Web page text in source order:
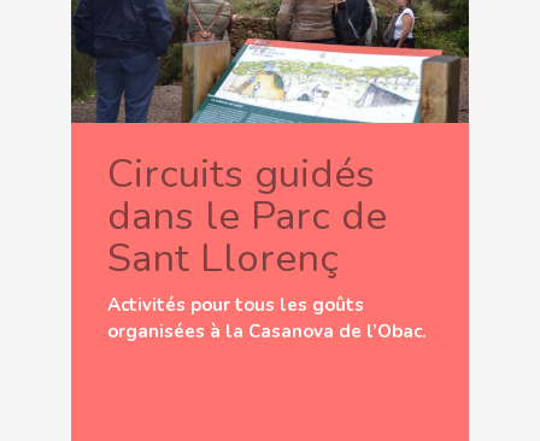
Circuits guidés
dans le Parc de
Sant Llorenç
Activités pour tous les goûts
organisées à la Casanova de l’Obac.